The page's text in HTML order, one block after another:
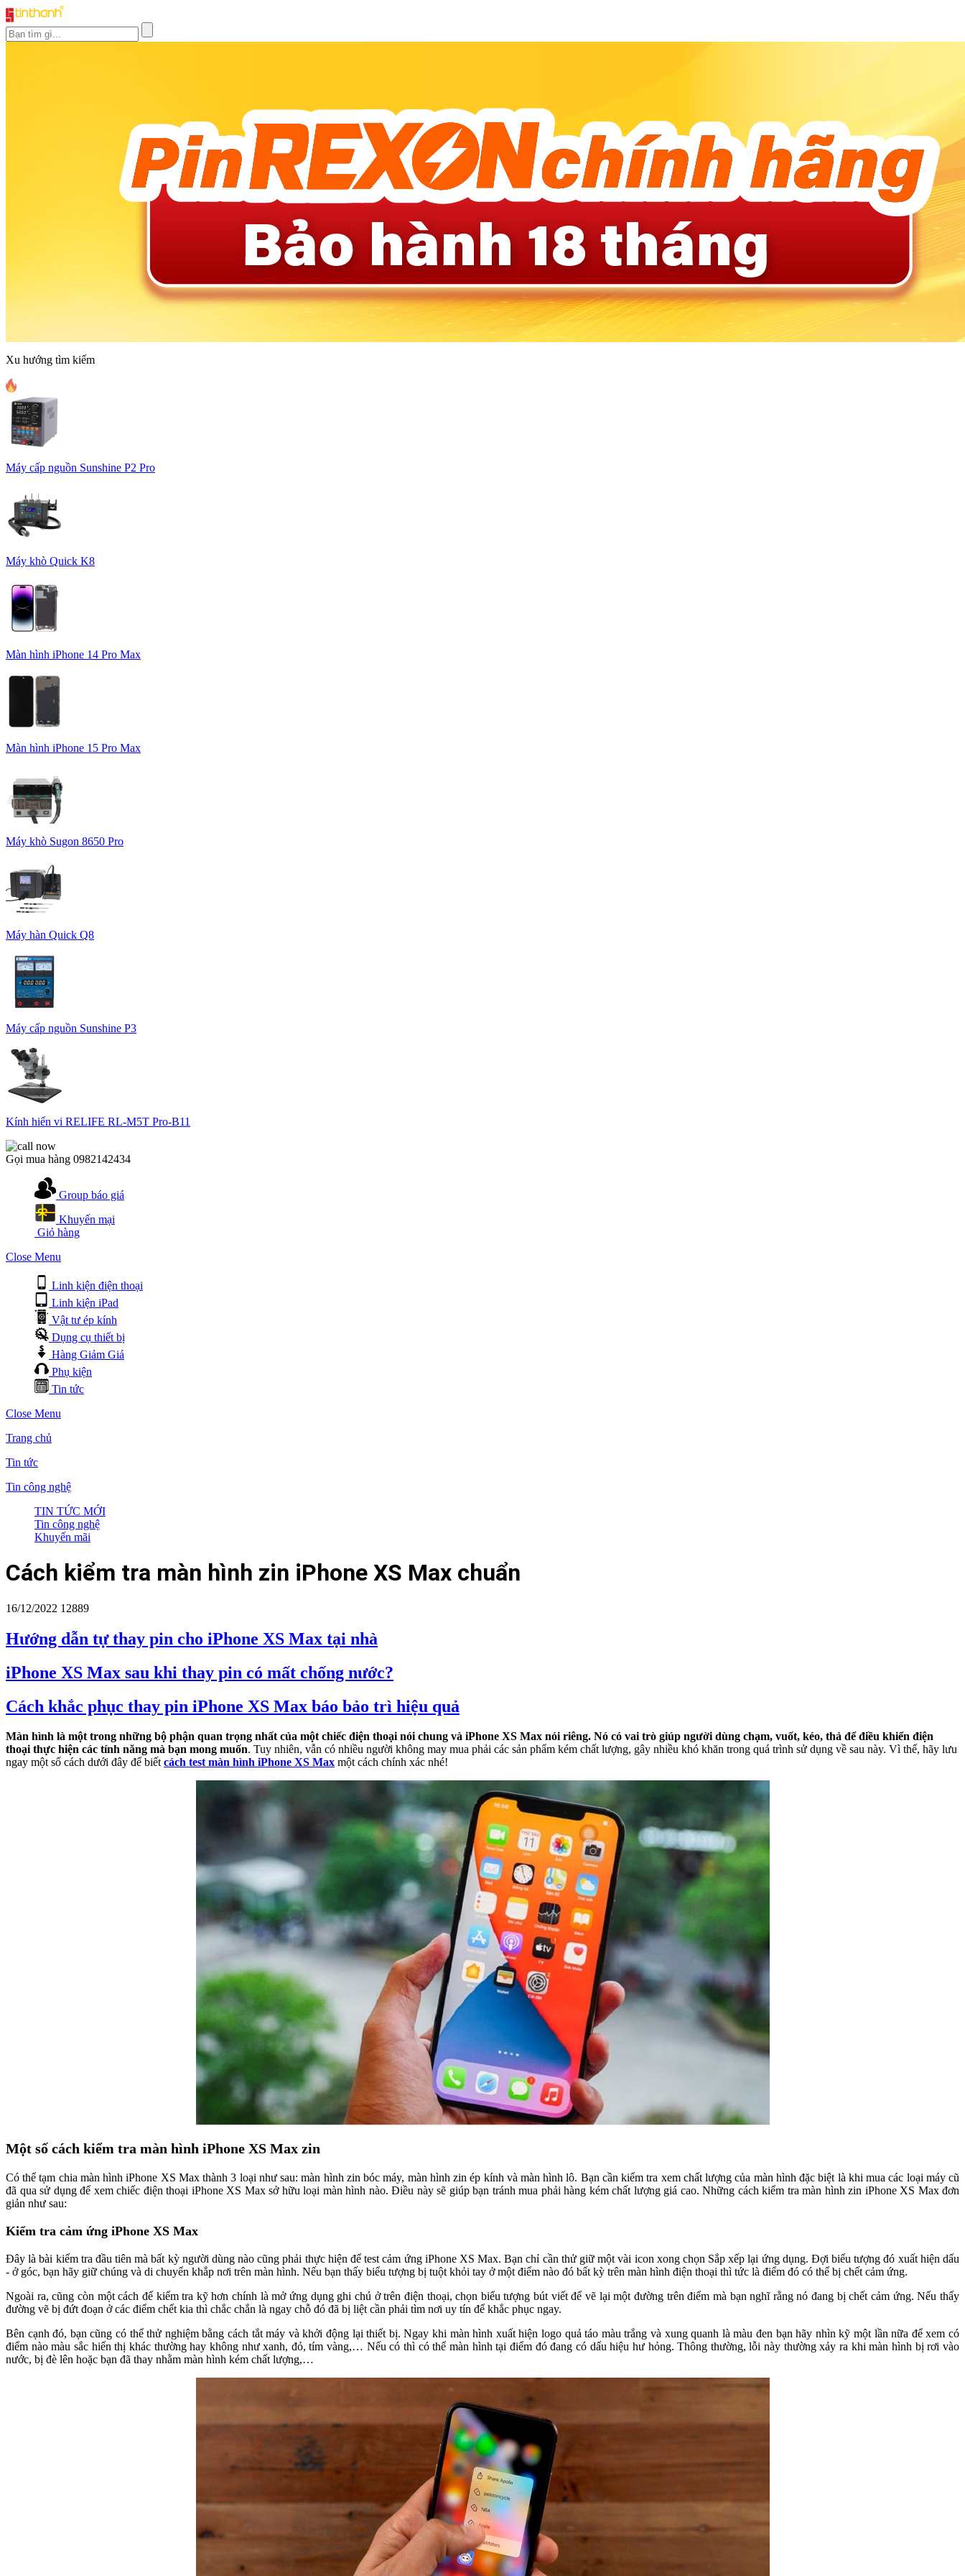
Xu hướng tìm kiếm
Máy cấp nguồn Sunshine P2 Pro
Máy khò Quick K8
Màn hình iPhone 14 Pro Max
Màn hình iPhone 15 Pro Max
Máy khò Sugon 8650 Pro
Máy hàn Quick Q8
Máy cấp nguồn Sunshine P3
Kính hiển vi RELIFE RL-M5T Pro-B11
Gọi mua hàng 0982142434
Group báo giá
Khuyến mại
Giỏ hàng
Close Menu
Linh kiện điện thoại
Linh kiện iPad
Vật tư ép kính
Dụng cụ thiết bị
Hàng Giảm Giá
Phụ kiện
Tin tức
Close Menu
Trang chủ
Tin tức
Tin công nghệ
TIN TỨC MỚI
Tin công nghệ
Khuyến mãi
Cách kiểm tra màn hình zin iPhone XS Max chuẩn
16/12/2022 12889
Hướng dẫn tự thay pin cho iPhone XS Max tại nhà
iPhone XS Max sau khi thay pin có mất chống nước?
Cách khắc phục thay pin iPhone XS Max báo bảo trì hiệu quả
Màn hình là một trong những bộ phận quan trọng nhất của một chiếc điện thoại nói chung và iPhone XS Max nói riêng. Nó có vai trò giúp người dùng chạm, vuốt, kéo, thả để điều khiển điện
thoại thực hiện các tính năng mà bạn mong muốn. Tuy nhiên, vẫn có nhiều người không may mua phải các sản phẩm kém chất lượng, gây nhiều khó khăn trong quá trình sử dụng về sau này. Vì thế, hãy lưu
ngay một số cách dưới đây để biếtcách test màn hình iPhone XS Max một cách chính xác nhé!
Một số cách kiểm tra màn hình iPhone XS Max zin
Có thể tạm chia màn hình iPhone XS Max thành 3 loại như sau: màn hình zin bóc máy, màn hình zin ép kính và màn hình lô. Bạn cần kiểm tra xem chất lượng của màn hình đặc biệt là khi mua các loại máy cũ
đã qua sử dụng để xem chiếc điện thoại iPhone XS Max sở hữu loại màn hình nào. Điều này sẽ giúp bạn tránh mua phải hàng kém chất lượng giá cao. Những cách kiểm tra màn hình zin iPhone XS Max đơn
giản như sau:
Kiểm tra cảm ứng iPhone XS Max
Đây là bài kiểm tra đầu tiên mà bất kỳ người dùng nào cũng phải thực hiện để test cảm ứng iPhone XS Max. Bạn chỉ cần thử giữ một vài icon xong chọn Sắp xếp lại ứng dụng. Đợi biểu tượng đó xuất hiện dấu
- ở góc, bạn hãy giữ chúng và di chuyển khắp nơi trên màn hình. Nếu bạn thấy biểu tượng bị tuột khỏi tay ở một điểm nào đó bất kỳ trên màn hình điện thoại thì tức là điểm đó có thể bị chết cảm ứng.
Ngoài ra, cũng còn một cách để kiểm tra kỹ hơn chính là mở ứng dụng ghi chú ở trên điện thoại, chọn biểu tượng bút viết để vẽ lại một đường trên điểm mà bạn nghĩ rằng nó đang bị chết cảm ứng. Nếu thấy
đường vẽ bị đứt đoạn ở các điểm chết kia thì chắc chắn là ngay chỗ đó đã bị liệt cần phải tìm nơi uy tín để khắc phục ngay.
Bên cạnh đó, bạn cũng có thể thử nghiệm bằng cách tắt máy và khởi động lại thiết bị. Ngay khi màn hình xuất hiện logo quả táo màu trắng và xung quanh là màu đen bạn hãy nhìn kỹ một lần nữa để xem có
điểm nào màu sắc hiển thị khác thường hay không như xanh, đỏ, tím vàng,… Nếu có thì có thể màn hình tại điểm đó đang có dấu hiệu hư hỏng. Thông thường, lỗi này thường xảy ra khi màn hình bị rơi vào
nước, bị đè lên hoặc bạn đã thay nhằm màn hình kém chất lượng,…